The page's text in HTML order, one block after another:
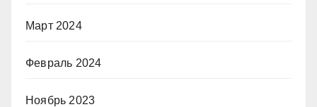
Март 2024
Февраль 2024
Ноябрь 2023